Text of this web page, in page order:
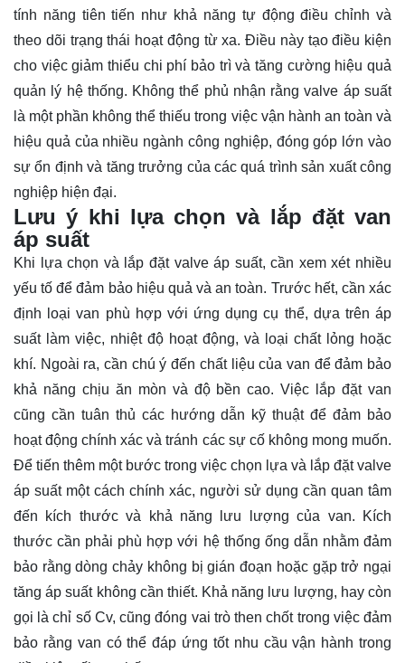
tính năng tiên tiến như khả năng tự động điều chỉnh và
theo dõi trạng thái hoạt động từ xa. Điều này tạo điều kiện
cho việc giảm thiểu chi phí bảo trì và tăng cường hiệu quả
quản lý hệ thống. Không thể phủ nhận rằng valve áp suất
là một phần không thể thiếu trong việc vận hành an toàn và
hiệu quả của nhiều ngành công nghiệp, đóng góp lớn vào
sự ổn định và tăng trưởng của các quá trình sản xuất công
nghiệp hiện đại.
Lưu ý khi lựa chọn và lắp đặt van
áp suất
Khi lựa chọn và lắp đặt valve áp suất, cần xem xét nhiều
yếu tố để đảm bảo hiệu quả và an toàn. Trước hết, cần xác
định loại van phù hợp với ứng dụng cụ thể, dựa trên áp
suất làm việc, nhiệt độ hoạt động, và loại chất lỏng hoặc
khí. Ngoài ra, cần chú ý đến chất liệu của van để đảm bảo
khả năng chịu ăn mòn và độ bền cao. Việc lắp đặt van
cũng cần tuân thủ các hướng dẫn kỹ thuật để đảm bảo
hoạt động chính xác và tránh các sự cố không mong muốn.
Để tiến thêm một bước trong việc chọn lựa và lắp đặt valve
áp suất một cách chính xác, người sử dụng cần quan tâm
đến kích thước và khả năng lưu lượng của van. Kích
thước cần phải phù hợp với hệ thống ống dẫn nhằm đảm
bảo rằng dòng chảy không bị gián đoạn hoặc gặp trở ngại
tăng áp suất không cần thiết. Khả năng lưu lượng, hay còn
gọi là chỉ số Cv, cũng đóng vai trò then chốt trong việc đảm
bảo rằng van có thể đáp ứng tốt nhu cầu vận hành trong